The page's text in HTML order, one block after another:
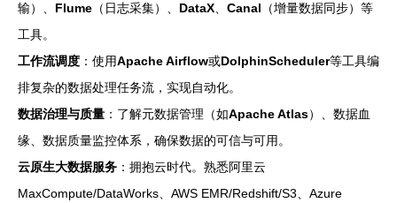
输）、 Flume （日志采集）、 DataX Canal （增量数据同步）等
工具。
工作流调度 ：使用Apache Airflow或DolphinScheduler等工具编
排复杂的数据处理任务流，实现自动化。
数据治理与质量 ：了解元数据管理（如Apache Atlas）、数据血
缘、数据质量监控体系，确保数据的可信与可用。
云原生大数据服务 ：拥抱云时代。熟悉阿里云
MaxCompute/DataWorks、AWS EMR/Redshift/S3、Azure